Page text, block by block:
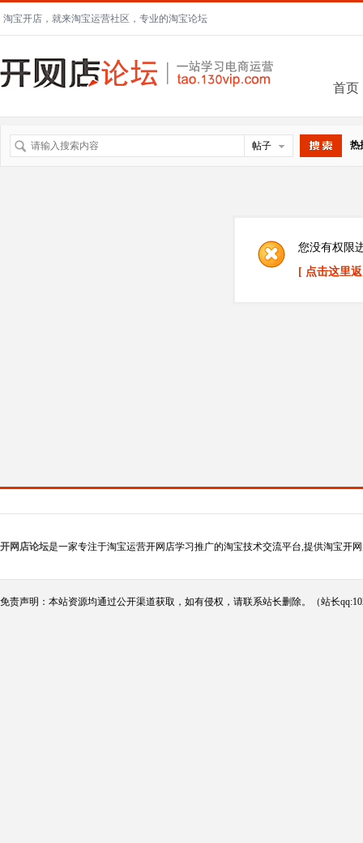
淘宝开店，就来淘宝运营社区，专业的淘宝论坛
首页
帖子 热
您没有权限
[ 点击这里
开网店论坛是一家专注于淘宝运营开网店学习推广的淘宝技术交流平台,提供淘宝开
免责声明：本站资源均通过公开渠道获取，如有侵权，请联系站长删除。（站长